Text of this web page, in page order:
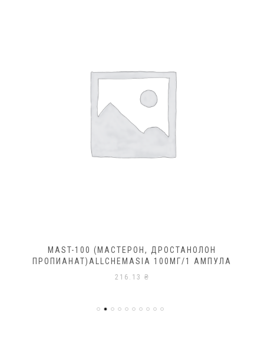
MAST-100 (МАСТЕРОН, ДРОСТАНОЛОН
ПРОПИАНАТ)ALLCHEMASIA 100МГ/1 АМПУЛА
216.13 ₴